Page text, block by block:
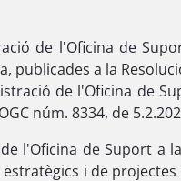
de l'Oficina de
a la
de l'Oficina de
núm. 8334, de
l'Oficina de Suport
i de